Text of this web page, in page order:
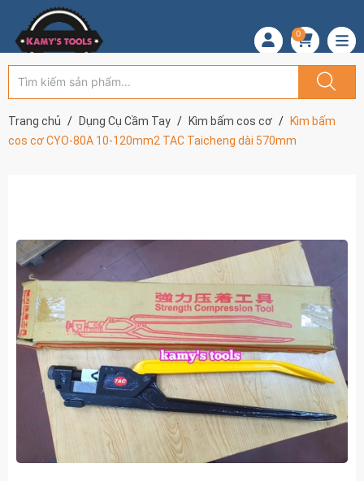
0
Trang chủ Dụng Cụ Cầm Tay Kìm bấm cos cơ
Kìm bấm
cos cơ CYO-80A 10-120mm2 TAC Taicheng dài 570mm